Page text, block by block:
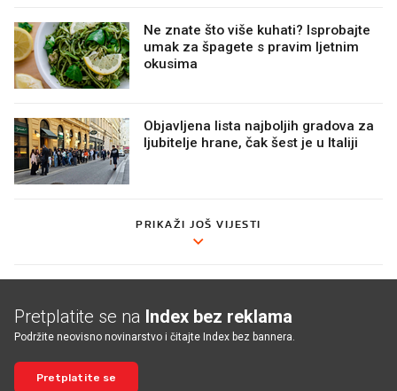
Ne znate što više kuhati? Isprobajte
umak za špagete s pravim ljetnim
okusima
Objavljena lista najboljih gradova za
ljubitelje hrane, čak šest je u Italiji
PRIKAŽI JOŠ VIJESTI
Pretplatite se na Index bez reklama
Podržite neovisno novinarstvo i čitajte Index bez bannera.
Pretplatite se